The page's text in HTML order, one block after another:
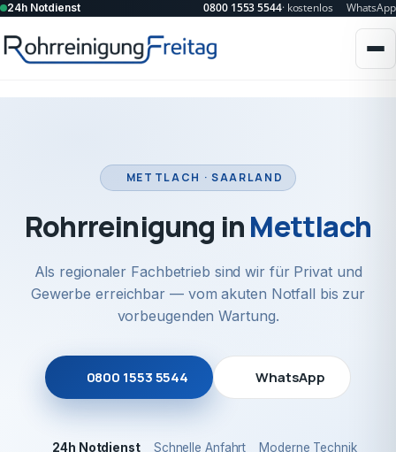
24h Notdienst 0800 1553 5544· kostenlos WhatsApp
METTLACH · SAARLAND
Rohrreinigung inMettlach
Als regionaler Fachbetrieb sind wir für Privat und
Gewerbe erreichbar — vom akuten Notfall bis zur
vorbeugenden Wartung.
0800 1553 5544 WhatsApp
24h Notdienst Schnelle Anfahrt
Moderne Technik